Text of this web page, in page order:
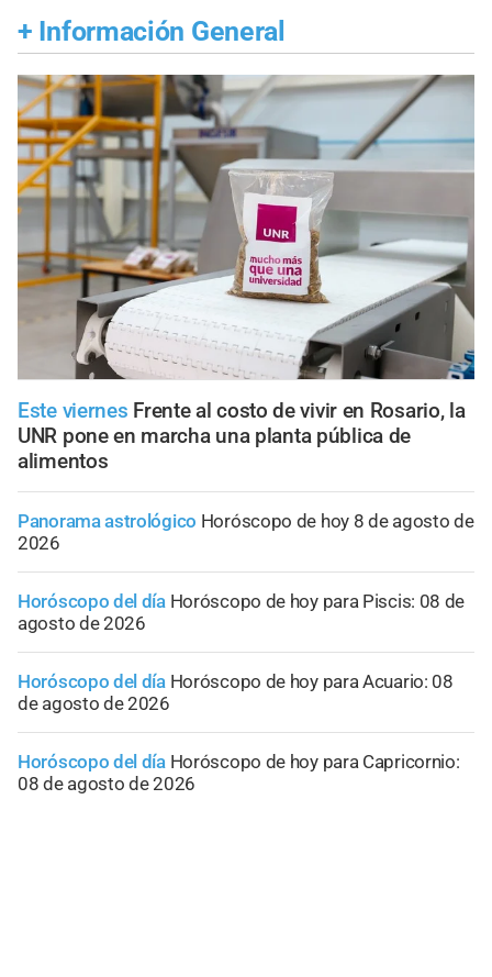
+ Información General
Este viernes Frente al costo de vivir en Rosario, la
UNR pone en marcha una planta pública de
alimentos
Panorama astrológico Horóscopo de hoy 8 de agosto de
2026
Horóscopo del día Horóscopo de hoy para Piscis: 08 de
agosto de 2026
Horóscopo del día Horóscopo de hoy para Acuario: 08
de agosto de 2026
Horóscopo del día Horóscopo de hoy para Capricornio:
08 de agosto de 2026